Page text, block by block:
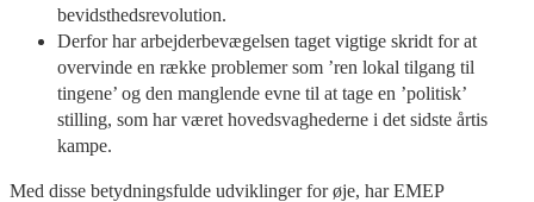
bevidsthedsrevolution.
Derfor har arbejderbevægelsen taget vigtige skridt for at
overvinde en række problemer som ’ren lokal tilgang til
tingene’ og den manglende evne til at tage en ’politisk’
stilling, som har været hovedsvaghederne i det sidste årtis
kampe.
Med disse betydningsfulde udviklinger for øje, har EMEP